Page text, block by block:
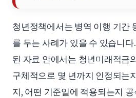
청년정책에서는 병역 이행 기간
를 두는 사례가 있을 수 있습니
된 자료 안에서는 청년미래적금
구체적으로 몇 년까지 인정되는
지, 어떤 기준일에 적용되는지